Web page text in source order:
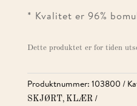
* Kvalitet er 96%
Dette produktet er for tiden
Produktnummer: 103800
SKJØRT, KLÆR